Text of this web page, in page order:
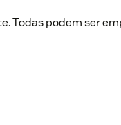
Todas podem ser